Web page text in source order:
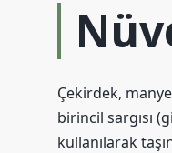
Çekirdek,
birincil sargısı
kullanılarak